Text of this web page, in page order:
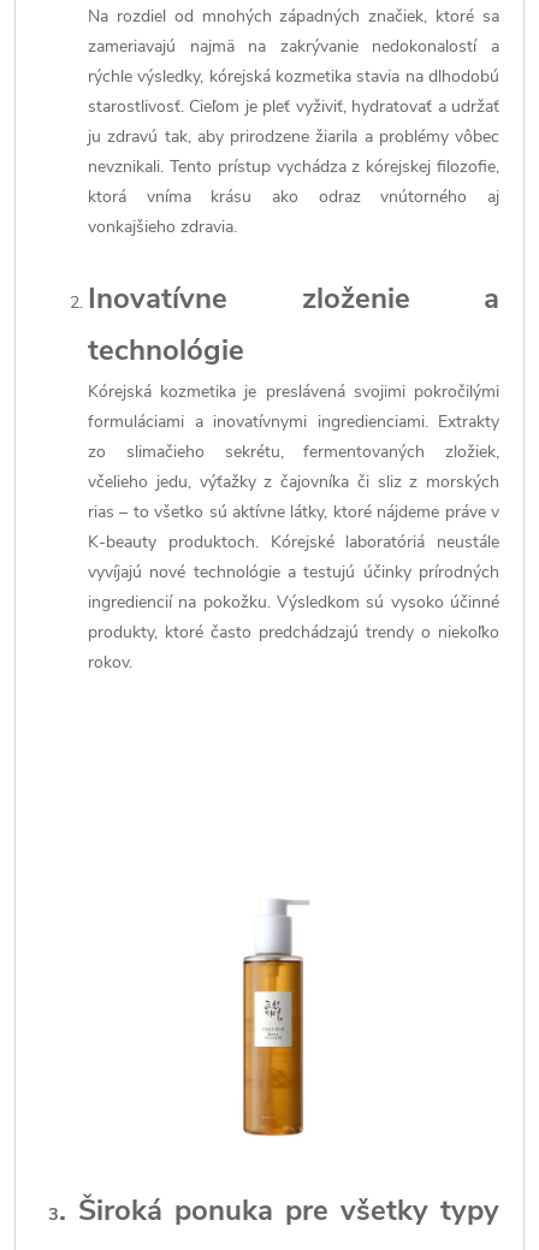
Na rozdiel od mnohých západných značiek, ktoré sa
zameriavajú najmä na zakrývanie nedokonalostí a
rýchle výsledky, kórejská kozmetika stavia na dlhodobú
starostlivosť. Cieľom je pleť vyživiť, hydratovať a udržať
ju zdravú tak, aby prirodzene žiarila a problémy vôbec
nevznikali. Tento prístup vychádza z kórejskej filozofie,
ktorá vníma krásu ako odraz vnútorného aj
vonkajšieho zdravia.
Inovatívne zloženie a
technológie
Kórejská kozmetika je preslávená svojimi pokročilými
formuláciami a inovatívnymi ingredienciami. Extrakty
zo slimačieho sekrétu, fermentovaných zložiek,
včelieho jedu, výťažky z čajovníka či sliz z morských
rias – to všetko sú aktívne látky, ktoré nájdeme práve v
K-beauty produktoch. Kórejské laboratóriá neustále
vyvíjajú nové technológie a testujú účinky prírodných
ingrediencií na pokožku. Výsledkom sú vysoko účinné
produkty, ktoré často predchádzajú trendy o niekoľko
rokov.
3. Široká ponuka pre všetky typy